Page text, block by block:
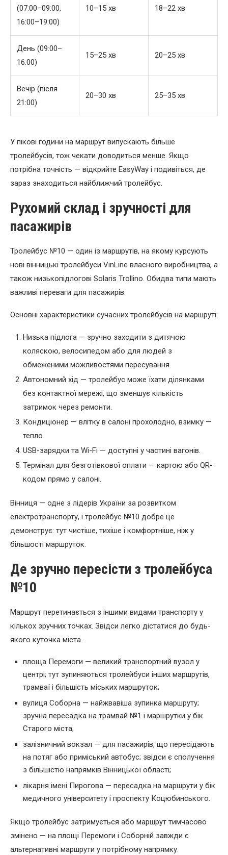
(07:00–09:00,
16:00–19:00)
10–15 хв 18–22 хв
День (09:00–
16:00)
15–25 хв 20–25 хв
Вечір (після
21:00)
20–30 хв 25–35 хв
У пікові години на маршрут випускають більше
тролейбусів, тож чекати доводиться менше. Якщо
потрібна точність — відкрийте EasyWay і подивіться, де
зараз знаходиться найближчий тролейбус.
Рухомий склад і зручності для
пасажирів
Тролейбус №10 — один із маршрутів, на якому курсують
нові вінницькі тролейбуси VinLine власного виробництва, а
також низькопідлогові Solaris Trollino. Обидва типи мають
важливі переваги для пасажирів.
Основні характеристики сучасних тролейбусів на маршруті:
Низька підлога — зручно заходити з дитячою
коляскою, велосипедом або для людей з
обмеженими можливостями пересування.
Автономний хід — тролейбус може їхати ділянками
без контактної мережі, що зменшує кількість
затримок через ремонти.
Кондиціонер — влітку в салоні прохолодно, взимку —
тепло.
USB-зарядки та Wi-Fi — доступні у частині вагонів.
Термінал для безготівкової оплати — картою або QR-
кодом прямо у салоні.
Вінниця — одне з лідерів України за розвитком
електротранспорту, і тролейбус №10 добре це
демонструє: тут чистіше, тихіше і комфортніше, ніж у
більшості маршруток.
Де зручно пересісти з тролейбуса
№10
Маршрут перетинається з іншими видами транспорту у
кількох зручних точках. Звідси легко дістатися до будь-
якого куточка міста.
площа Перемоги — великий транспортний вузол у
центрі; тут зупиняються тролейбуси інших маршрутів,
трамваї і більшість міських маршруток;
вулиця Соборна — найжвавіша зупинка маршруту;
зручна пересадка на трамвай №1 і маршрутки у бік
Старого міста;
залізничний вокзал — для пасажирів, що пересідають
на потяг або приміський автобус; звідси є сполучення
з більшістю напрямків Вінницької області;
лікарня імені Пирогова — пересадка на маршрути у бік
медичного університету і проспекту Коцюбинського.
Якщо тролейбус затримується або маршрут тимчасово
змінено — на площі Перемоги і Соборній завжди є
альтернативні маршрути у потрібному напрямку.